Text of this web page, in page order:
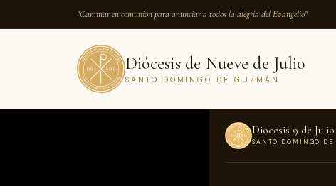
"Caminar en comunión para anunciar a todos la alegría del Evangelio"
Diócesis de Nueve de Julio
SANTO DOMINGO DE GUZMÁN
Diócesis 9 de Julio
SANTO DOMINGO DE